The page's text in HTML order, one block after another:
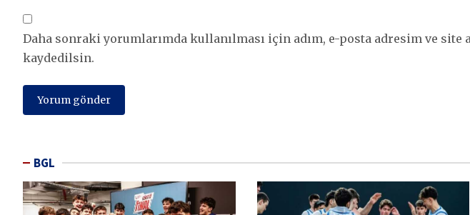
Daha sonraki yorumlarımda kullanılması için adım, e-posta adresim ve site
kaydedilsin.
BGL